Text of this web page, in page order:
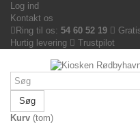
Log ind
Kontakt os
Ring til os: 54 60 52 19
Hurtig levering
Trustpilot
Søg
Kurv (tom)